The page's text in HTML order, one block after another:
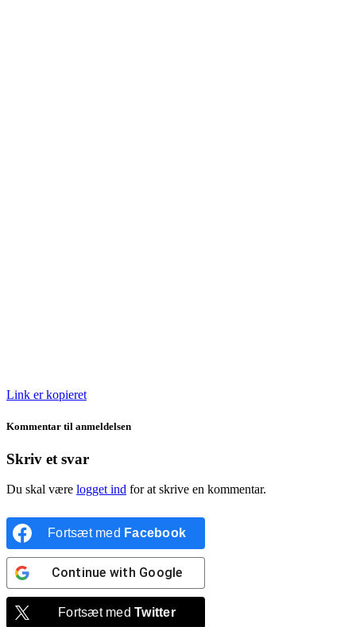
Link er kopieret
Kommentar til anmeldelsen
Skriv et svar
Du skal være logget ind for at skrive en kommentar.
Fortsæt med Facebook
Continue with Google
Fortsæt medTwitter